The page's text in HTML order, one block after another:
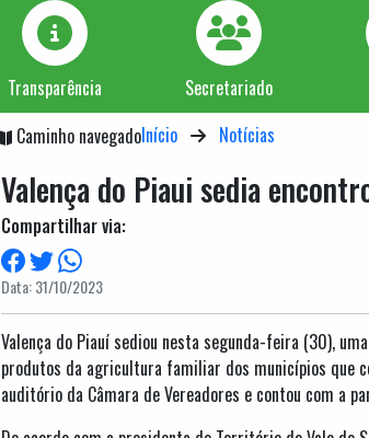
Transparência Secretariado
Caminho navegadoInício Notícias
Valença do Piaui sedia
Compartilhar via:
Data: 31/10/2023
Valença do Piauí sediou nesta segunda-feira (30),
produtos da agricultura familiar dos municípios que
auditório da Câmara de Vereadores e contou com a